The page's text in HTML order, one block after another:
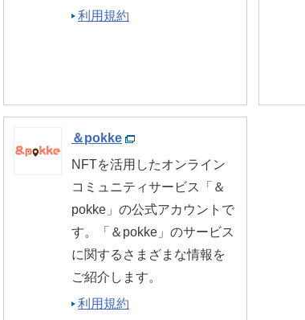
利用規約
＆pokke
NFTを活用したオンライン
コミュニティサービス「＆
pokke」の公式アカウントで
す。「＆pokke」のサービス
に関するさまざまな情報を
ご紹介します。
利用規約